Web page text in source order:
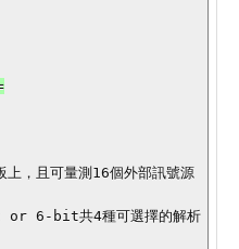
，且可量測16個外部訊號源
bit共4種可選擇的解析